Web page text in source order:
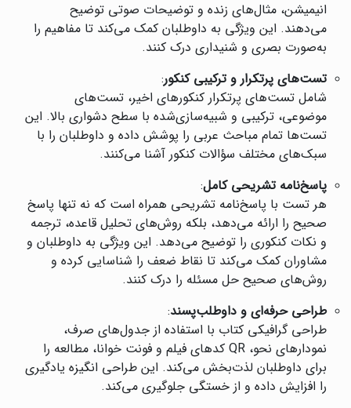
انیمیشن، مثال‌های زنده و توضیحات صوتی توضیح
می‌دهند. این ویژگی به داوطلبان کمک می‌کند تا مفاهیم را
به‌صورت بصری و شنیداری درک کنند.
تست‌های پرتکرار و ترکیبی کنکور:
شامل تست‌های پرتکرار کنکورهای اخیر، تست‌های
موضوعی، ترکیبی و شبیه‌سازی‌شده با سطح دشواری بالا. این
تست‌ها تمام مباحث عربی را پوشش داده و داوطلبان را با
سبک‌های مختلف سؤالات کنکور آشنا می‌کنند.
پاسخ‌نامه تشریحی کامل:
هر تست با پاسخ‌نامه تشریحی همراه است که نه تنها پاسخ
صحیح را ارائه می‌دهد، بلکه روش‌های تحلیل قاعده، ترجمه
و نکات کنکوری را توضیح می‌دهد. این ویژگی به داوطلبان و
مشاوران کمک می‌کند تا نقاط ضعف را شناسایی کرده و
روش‌های صحیح حل مسئله را درک کنند.
طراحی حرفه‌ای و داوطلب‌پسند:
طراحی گرافیکی کتاب با استفاده از جدول‌های صرف،
نمودارهای نحو، QR کدهای فیلم و فونت خوانا، مطالعه را
برای داوطلبان لذت‌بخش می‌کند. این طراحی انگیزه یادگیری
را افزایش داده و از خستگی جلوگیری می‌کند.